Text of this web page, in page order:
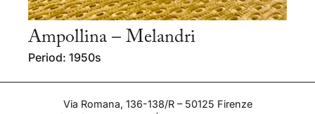
Ampollina – Melandri
Period: 1950s
Via Romana, 136-138/R – 50125 Firenze